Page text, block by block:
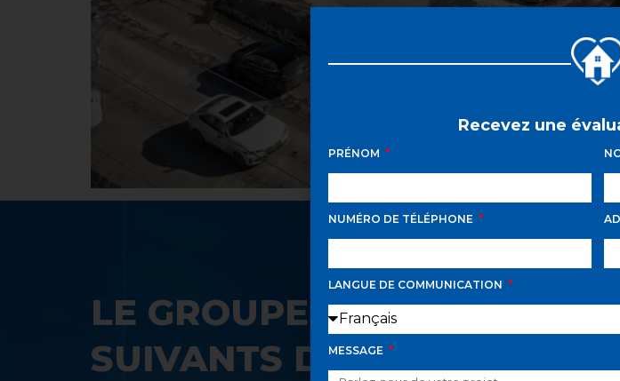
LE GROUPE SAAD AVILA
SUIVANTS DANS SON
Recevez une
PRÉNOM
NUMÉRO DE TÉLÉPHONE
LANGUE DE COMMUNICATION
MESSAGE